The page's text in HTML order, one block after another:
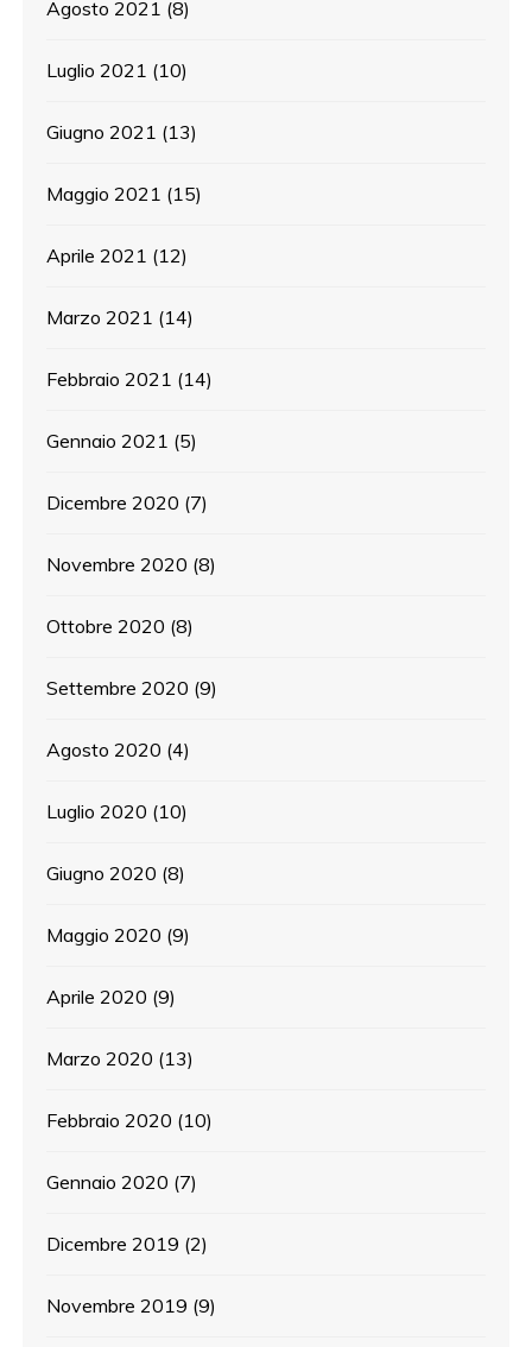
Agosto 2021 (8)
Luglio 2021 (10)
Giugno 2021 (13)
Maggio 2021 (15)
Aprile 2021 (12)
Marzo 2021 (14)
Febbraio 2021 (14)
Gennaio 2021 (5)
Dicembre 2020 (7)
Novembre 2020 (8)
Ottobre 2020 (8)
Settembre 2020 (9)
Agosto 2020 (4)
Luglio 2020 (10)
Giugno 2020 (8)
Maggio 2020 (9)
Aprile 2020 (9)
Marzo 2020 (13)
Febbraio 2020 (10)
Gennaio 2020 (7)
Dicembre 2019 (2)
Novembre 2019 (9)